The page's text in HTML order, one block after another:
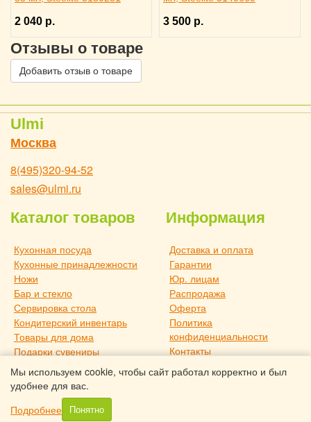
Мы используем cookie, чтобы сайт работал корректно и был
удобнее для вас.
Подробнее
Понятно
2 040 р. 3 500 р.
Отзывы о товаре
Добавить отзыв о товаре
Ulmi
Москва
8(495)320-94-52
sales@ulmi.ru
Каталог товаров
Кухонная посуда
Кухонные принадлежности
Ножи
Бар и стекло
Сервировка стола
Кондитерский инвентарь
Товары для дома
Подарки сувениры
Дача и отдых
Новое поступление
Товары для дома TouchLife
Информация
Доставка и оплата
Гарантии
Юр. лицам
Распродажа
Оферта
Политика
конфиденциальности
Контакты
О компании
Статьи